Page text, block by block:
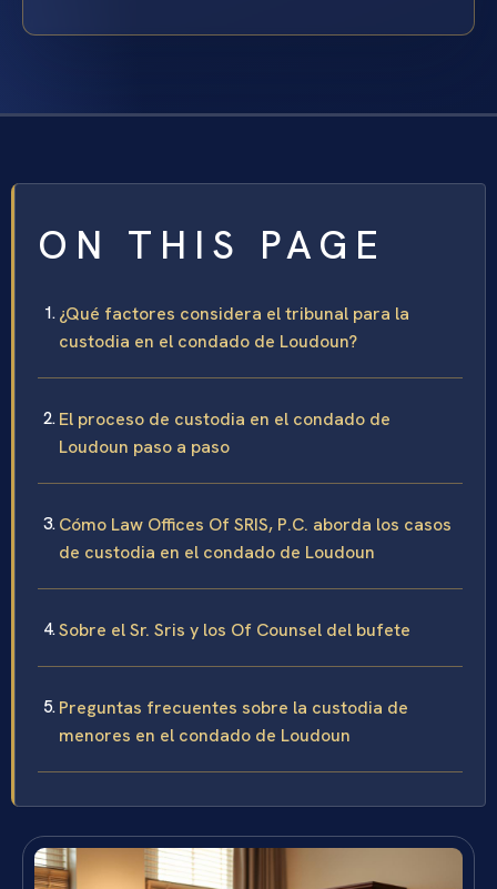
ON THIS PAGE
¿Qué factores considera el tribunal para la
custodia en el condado de Loudoun?
El proceso de custodia en el condado de
Loudoun paso a paso
Cómo Law Offices Of SRIS, P.C. aborda los casos
de custodia en el condado de Loudoun
Sobre el Sr. Sris y los Of Counsel del bufete
Preguntas frecuentes sobre la custodia de
menores en el condado de Loudoun